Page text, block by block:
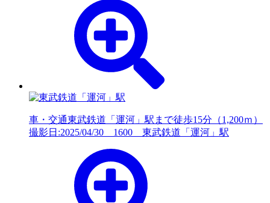
車・交通東武鉄道「運河」駅まで徒歩15分（1,200ｍ）
撮影日:2025/04/30 1600 東武鉄道「運河」駅